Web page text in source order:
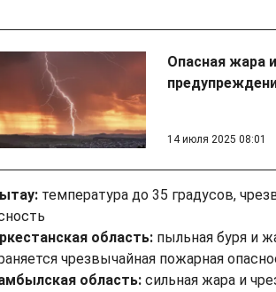
Опасная жара
14 июля 2025 08:01
температура до 35 градусов,
область: пыльная буря и
чрезвычайная пожарная
область: сильная жара и